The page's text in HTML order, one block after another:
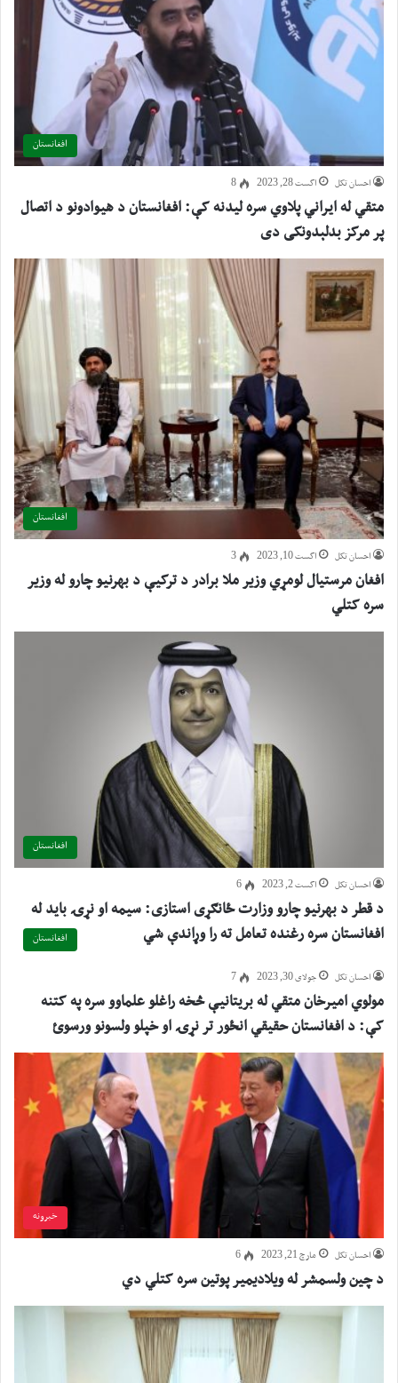
افغانستان
احسان تکل اگست 28, 2023 8
متقي له ايراني پلاوي سره ليدنه کې: افغانستان د هيوادونو د اتصال
پر مرکز بدلېدونکی دی
افغانستان
احسان تکل اگست 10, 2023 3
افغان مرستیال لومړي وزیر ملا برادر د ترکیې د بهرنیو چارو له وزیر
سره کتلي
افغانستان
احسان تکل اگست 2, 2023 6
د قطر د بهرنيو چارو وزارت ځانګړی استازی: سيمه او نړۍ بايد له
افغانستان سره رغنده تعامل ته را وړاندې شي
افغانستان
احسان تکل جولای 30, 2023 7
مولوي اميرخان متقي له بريتانيې څخه راغلو علماوو سره په کتنه
کې: د افغانستان حقيقي انځور تر نړۍ او خپلو ولسونو ورسوئ
خبرونه
احسان تکل مارچ 21, 2023 6
د چین ولسمشر له ویلادیمیر پوتین سره کتلي دي